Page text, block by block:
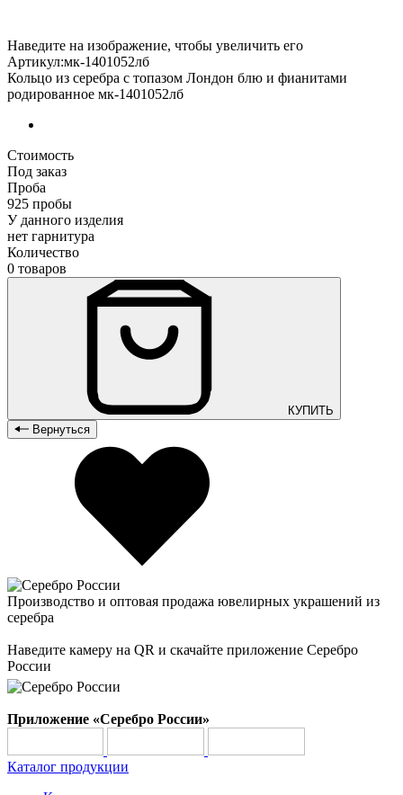
Наведите на изображение, чтобы увеличить его
Артикул:мк-1401052лб
Кольцо из серебра с топазом Лондон блю и фианитами
родированное мк-1401052лб
Стоимость
Под заказ
Проба
925 пробы
У данного изделия
нет гарнитура
Количество
0 товаров
КУПИТЬ
Вернуться
Производство и оптовая продажа ювелирных украшений из
серебра
Наведите камеру на QR и скачайте приложение Серебро
России
Приложение «Серебро России»
Каталог продукции